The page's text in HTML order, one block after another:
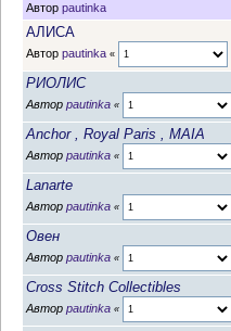
Автор pautinka
АЛИСА
Автор pautinka «
РИОЛИС
Автор pautinka «
Anchor , Royal Paris , MAIA
Автор pautinka «
Lanarte
Автор pautinka «
Овен
Автор pautinka «
Cross Stitch Collectibles
Автор pautinka «